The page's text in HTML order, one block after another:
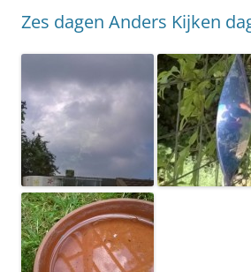
Zes dagen Anders Kijken